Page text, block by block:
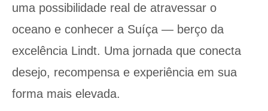
uma possibilidade real de atravessar o
oceano e conhecer a Suíça — berço da
excelência Lindt. Uma jornada que conecta
desejo, recompensa e experiência em sua
forma mais elevada.